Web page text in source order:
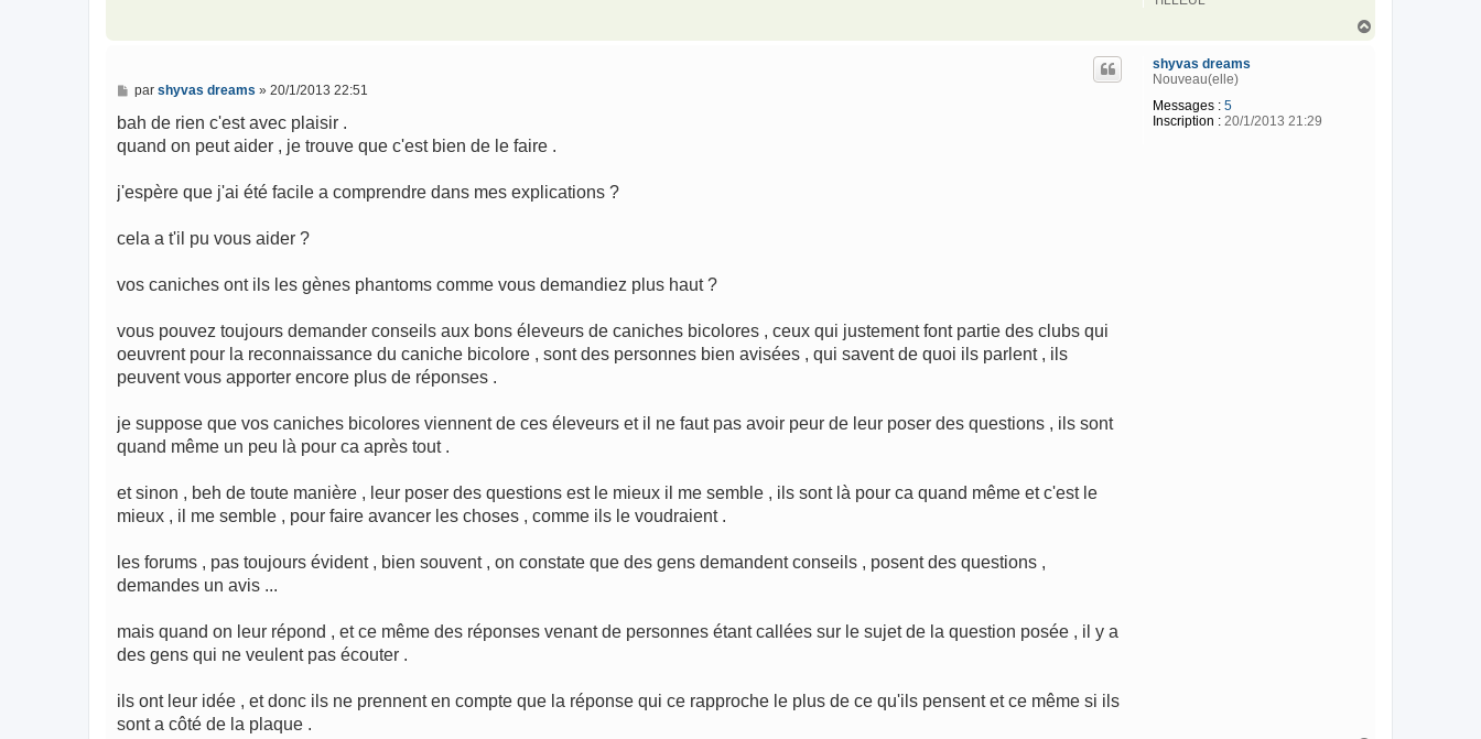
shyvas dreams
Nouveau(elle)
Messages : 5
Inscription : 20/1/2013 21:29
M
s
a
par shyvas dreams » 20/1/2013 22:51
bah de rien c'est avec plaisir .
quand on peut aider , je trouve que c'est bien de le faire .
j'espère que j'ai été facile a comprendre dans mes explications ?
cela a t'il pu vous aider ?
vos caniches ont ils les gènes phantoms comme vous demandiez plus haut ?
vous pouvez toujours demander conseils aux bons éleveurs de caniches bicolores , ceux qui justement font partie des clubs qui
oeuvrent pour la reconnaissance du caniche bicolore , sont des personnes bien avisées , qui savent de quoi ils parlent , ils
peuvent vous apporter encore plus de réponses .
je suppose que vos caniches bicolores viennent de ces éleveurs et il ne faut pas avoir peur de leur poser des questions , ils sont
quand même un peu là pour ca après tout .
et sinon , beh de toute manière , leur poser des questions est le mieux il me semble , ils sont là pour ca quand même et c'est le
mieux , il me semble , pour faire avancer les choses , comme ils le voudraient .
les forums , pas toujours évident , bien souvent , on constate que des gens demandent conseils , posent des questions ,
demandes un avis ...
mais quand on leur répond , et ce même des réponses venant de personnes étant callées sur le sujet de la question posée , il y a
des gens qui ne veulent pas écouter .
ils ont leur idée , et donc ils ne prennent en compte que la réponse qui ce rapproche le plus de ce qu'ils pensent et ce même si ils
sont a côté de la plaque .